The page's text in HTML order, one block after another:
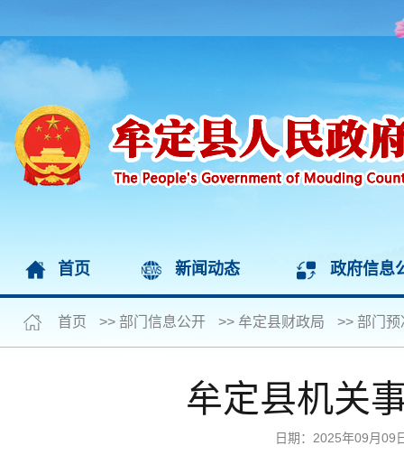
首页 新闻动态 政府信息
首页 >> 部门信息公开 >> 牟定县财政局 >> 部门
牟定县机关
日期：2025年09月